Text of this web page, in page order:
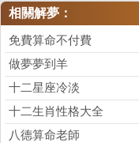
相關解夢：
免費算命不付費
做夢夢到羊
十二星座冷淡
十二生肖性格大全
八德算命老師